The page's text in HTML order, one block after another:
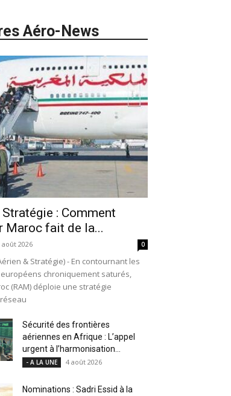
Aéro-News
: Comment
Maroc fait de la...
août 2026 0
& Stratégie) - En contournant les
chroniquement saturés,
(RAM) déploie une stratégie
Sécurité des frontières
aériennes en Afrique : L’appel
urgent à l’harmonisation...
- A LA UNE 4 août 2026
Nominations : Sadri Essid à la